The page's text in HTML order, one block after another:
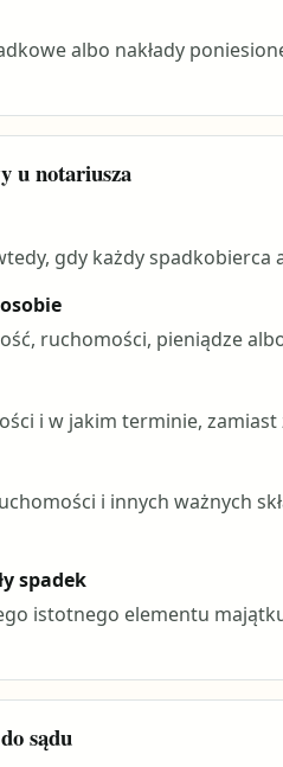
albo nakłady
u notariusza
gdy każdy spadkobierca
ruchomości, pieniądze
i w jakim terminie,
i innych ważnych
spadek
istotnego elementu
sądu